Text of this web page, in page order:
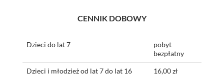
CENNIK DOBOWY
Dzieci do lat 7
pobyt
bezpłatny
Dzieci i młodzież od lat 7 do lat 16 16,00 zł